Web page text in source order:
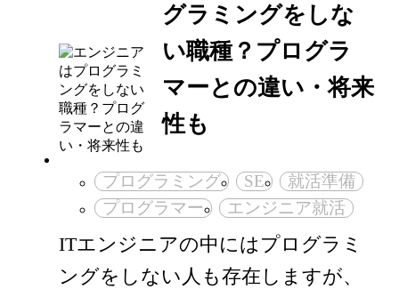
グラミングをしな
い職種？プログラ
マーとの違い・将来
性も
プログラミング SE
就活準備
プログラマー
エンジニア就活
ITエンジニアの中にはプログラミ
ングをしない人も存在しますが、